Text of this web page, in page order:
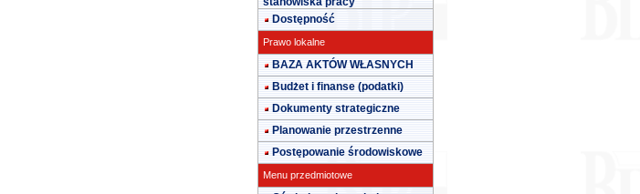
Dostępność
Prawo lokalne
BAZA AKTÓW WŁASNYCH
Budżet i finanse (podatki)
Dokumenty strategiczne
Planowanie przestrzenne
Postępowanie środowiskowe
Menu przedmiotowe